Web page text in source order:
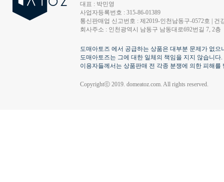
대표 : 박민영
사업자등록번호 : 315-86-01389
통신판매업 신고번호 : 제2019-인천남동구-0572호 | 건
회사주소 : 인천광역시 남동구 남동대로692번길 7, 2층
도매아토즈 에서 공급하는 상품은 대부분 문제가 없
도매아토즈는 그에 대한 일체의 책임을 지지 않습니다.
이용자들께서는 상품판매 전 각종 분쟁에 의한 피해
Copyrightⓒ 2019. domeatoz.com. All rights reserved.